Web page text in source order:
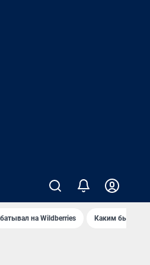
на Wildberries Каким было